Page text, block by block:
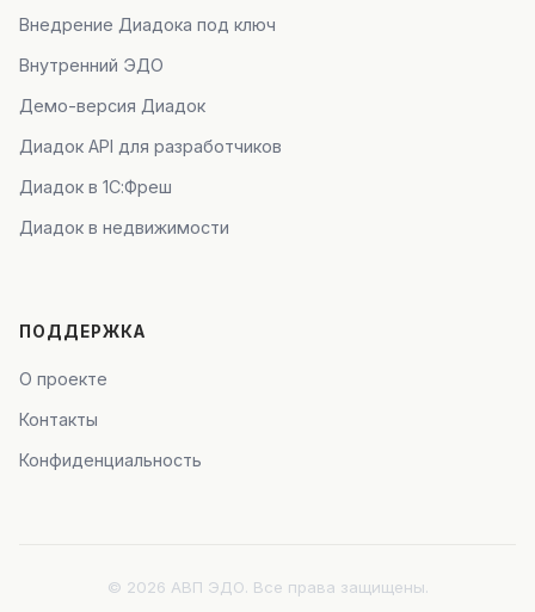
Внедрение Диадока под ключ
Внутренний ЭДО
Демо-версия Диадок
Диадок API для разработчиков
Диадок в 1С:Фреш
Диадок в недвижимости
ПОДДЕРЖКА
О проекте
Контакты
Конфиденциальность
© 2026 АВП ЭДО. Все права защищены.